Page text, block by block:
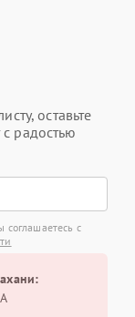
оставьте
радостью
соглашаетесь с